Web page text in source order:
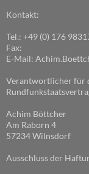
Kontakt:
Tel.: +49 (0) 176
Fax:
E-Mail:
Verantwortlicher für
Achim Böttcher
Am Raborn 4
57234 Wilnsdorf
Ausschluss der